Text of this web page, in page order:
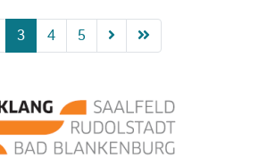
3 4 5